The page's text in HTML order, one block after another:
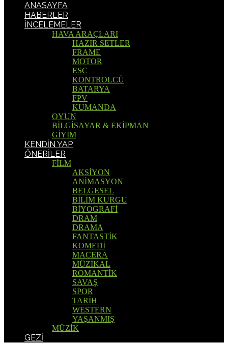
ANASAYFA
HABERLER
İNCELEMELER
HAVA ARAÇLARI
HAZIR SETLER
FRAME
MOTOR
ESC
KONTROLCÜ
BATARYA
FPV
KUMANDA
OYUN
BİLGİSAYAR & EKİPMAN
GİYİM
KENDİN YAP
ÖNERİLER
FİLM
AKSİYON
ANİMASYON
BELGESEL
BİLİM KURGU
BİYOGRAFİ
DRAM
DRAMA
FANTASTİK
KOMEDİ
MACERA
MÜZİKAL
ROMANTİK
SAVAŞ
SPOR
TARİH
WESTERN
YAŞANMIŞ
MÜZİK
GEZİ